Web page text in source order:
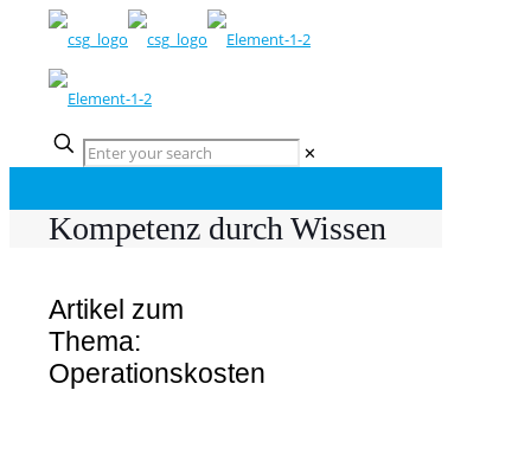
✕
Kompetenz durch Wissen
Artikel zum
Thema:
Operationskosten